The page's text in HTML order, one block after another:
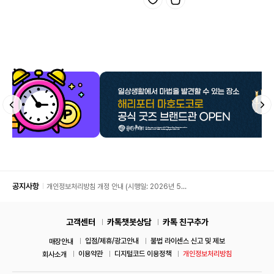
공지사항
개인정보처리방침 개정 안내 (시행일: 2026년 5월
고객센터 카톡챗봇상담 카톡 친구추가
매장안내 입점/제휴/광고안내
불법 라이센스 신고 및 제보
회사소개
이용약관 디지털코드 이용정책 개인정보처리방침